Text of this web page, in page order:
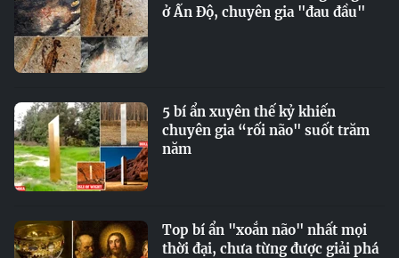
ở Ấn Độ, chuyên gia "đau đầu"
5 bí ẩn xuyên thế kỷ khiến
chuyên gia “rối não" suốt trăm
năm
Top bí ẩn "xoắn não" nhất mọi
thời đại, chưa từng được giải phá